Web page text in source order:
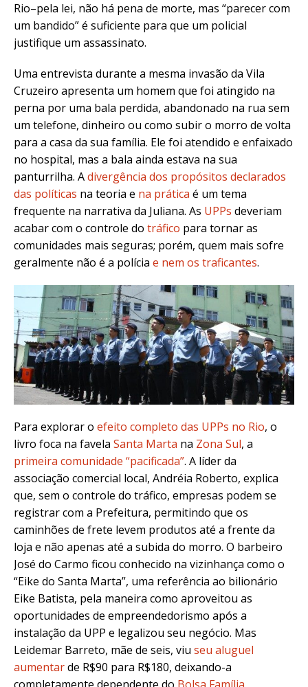
Rio–pela lei, não há pena de morte, mas “parecer com
um bandido” é suficiente para que um policial
justifique um assassinato.
Uma entrevista durante a mesma invasão da Vila
Cruzeiro apresenta um homem que foi atingido na
perna por uma bala perdida, abandonado na rua sem
um telefone, dinheiro ou como subir o morro de volta
para a casa da sua família. Ele foi atendido e enfaixado
no hospital, mas a bala ainda estava na sua
panturrilha. Adivergência dos propósitos declarados
das políticas na teoria e na prática é um tema
frequente na narrativa da Juliana. As UPPs deveriam
acabar com o controle do tráfico para tornar as
comunidades mais seguras; porém, quem mais sofre
geralmente não é a polícia e nem os traficantes.
Para explorar o efeito completo das UPPs no Rio, o
livro foca na favela Santa Marta na Zona Sul, a
primeira comunidade “pacificada”. A líder da
associação comercial local, Andréia Roberto, explica
que, sem o controle do tráfico, empresas podem se
registrar com a Prefeitura, permitindo que os
caminhões de frete levem produtos até a frente da
loja e não apenas até a subida do morro. O barbeiro
José do Carmo ficou conhecido na vizinhança como o
“Eike do Santa Marta”, uma referência ao bilionário
Eike Batista, pela maneira como aproveitou as
oportunidades de empreendedorismo após a
instalação da UPP e legalizou seu negócio. Mas
Leidemar Barreto, mãe de seis, viu seu aluguel
aumentarde R$90 para R$180, deixando-a